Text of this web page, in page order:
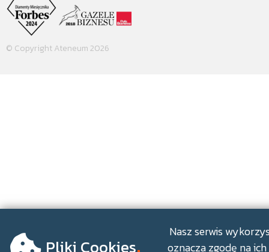
© Copyright Ateneum 2026
Pliki Cookies.
Nasz serwis
oznacza zgodę na